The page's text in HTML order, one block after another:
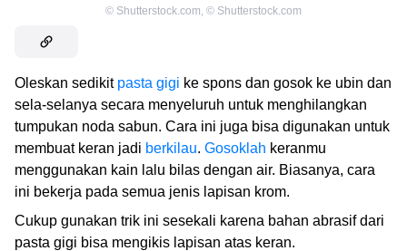
© Shutterstock.com, © Shutterstock.com
Oleskan sedikit pasta gigi ke spons dan gosok ke ubin dan
sela-selanya secara menyeluruh untuk menghilangkan
tumpukan noda sabun. Cara ini juga bisa digunakan untuk
membuat keran jadi berkilau. Gosoklah keranmu
menggunakan kain lalu bilas dengan air. Biasanya, cara
ini bekerja pada semua jenis lapisan krom.
Cukup gunakan trik ini sesekali karena bahan abrasif dari
pasta gigi bisa mengikis lapisan atas keran.